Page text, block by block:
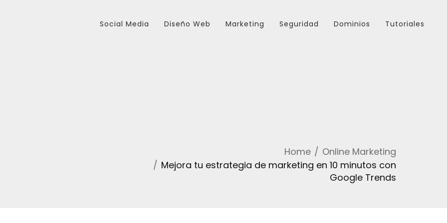
Social Media Diseño Web Marketing Seguridad Dominios Tutoriales
Home
Online Marketing
Mejora tu estrategia de marketing en 10 minutos con
Google Trends